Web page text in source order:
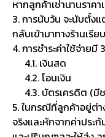
หากลูกค้าเช่านานราค
3. การนับวัน จะนับตั้ง
กลับเข้ามาทางร้านเรี
4. การชำระค่าใช้จ่ายมี
4.1. เงินสด
4.2. โอนเงิน
4.3. บัตรเครดิต (มีช
5. ในกรณีที่ลูกค้าอยู่ต่า
จริงและหักจากค่าประ